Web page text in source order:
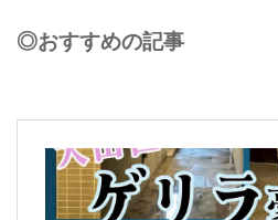
◎おすすめの記事